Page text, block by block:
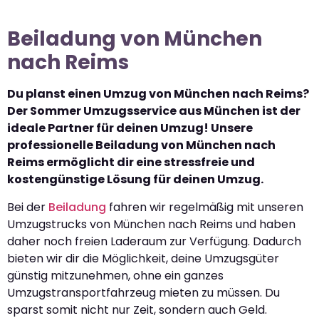
Beiladung von München
nach Reims
Du planst einen Umzug von München nach Reims?
Der Sommer Umzugsservice aus München ist der
ideale Partner für deinen Umzug! Unsere
professionelle Beiladung von München nach
Reims ermöglicht dir eine stressfreie und
kostengünstige Lösung für deinen Umzug.
Bei der Beiladung fahren wir regelmäßig mit unseren
Umzugstrucks von München nach Reims und haben
daher noch freien Laderaum zur Verfügung. Dadurch
bieten wir dir die Möglichkeit, deine Umzugsgüter
günstig mitzunehmen, ohne ein ganzes
Umzugstransportfahrzeug mieten zu müssen. Du
sparst somit nicht nur Zeit, sondern auch Geld.